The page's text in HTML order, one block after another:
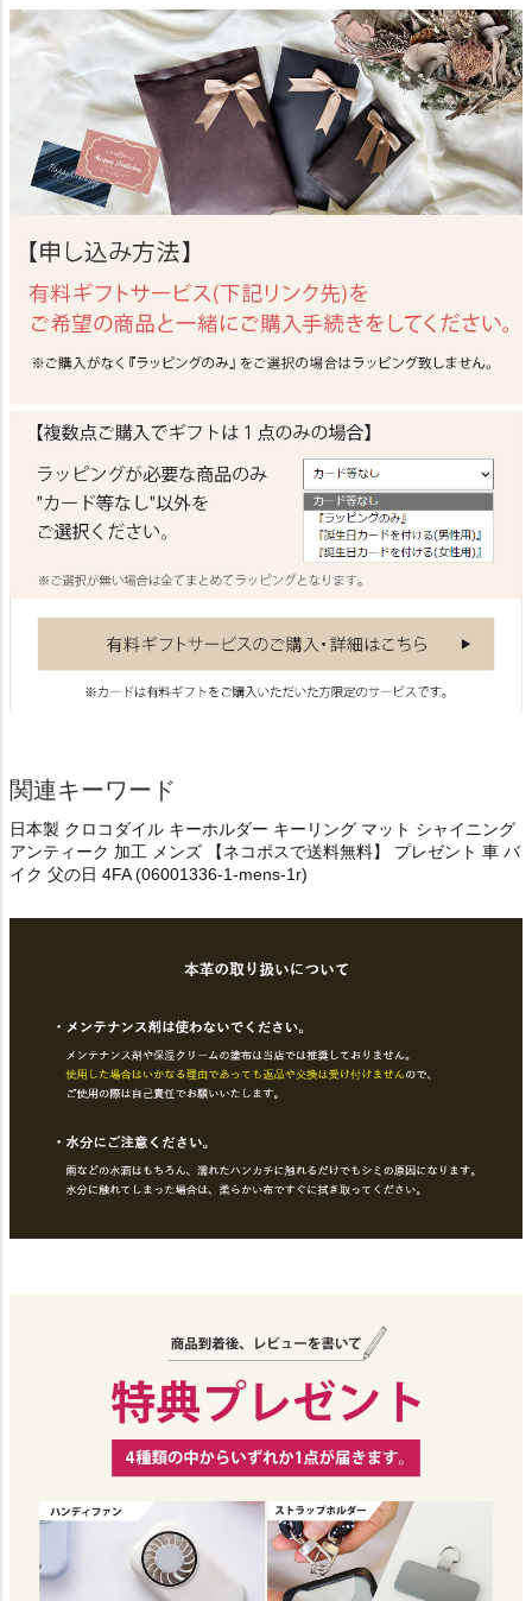
関連キーワード
日本製 クロコダイル キーホルダー キーリング マット シャイニング
アンティーク 加工 メンズ 【ネコポスで送料無料】 プレゼント 車 バ
イク 父の日 4FA (06001336-1-mens-1r)